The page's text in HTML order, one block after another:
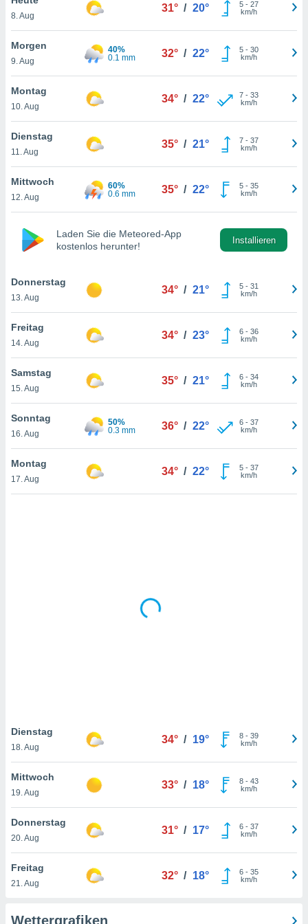
oder
Partner
es uns
das
der
Profil zu
Ihnen
finden
. Sie
jederzeit
Sie
der
weiterhin
nicht
von
und
auf
klicken.
8. Aug
31° / 20° 5- 27
km/h
Morgen
9. Aug
40%
0.1 mm
32° / 22° 5- 30
km/h
Montag
10. Aug
34° / 22° 7- 33
km/h
Dienstag
11. Aug
35° / 21° 7- 37
km/h
Mittwoch
12. Aug
60%
0.6 mm
35° / 22° 5- 35
km/h
Laden Sie die Meteored-App
kostenlos herunter!
Installieren
Donnerstag
13. Aug
34° / 21° 5- 31
km/h
Freitag
14. Aug
34° / 23° 6- 36
km/h
Samstag
15. Aug
35° / 21° 6- 34
km/h
Sonntag
16. Aug
50%
0.3 mm
36° / 22° 6- 37
km/h
Montag
17. Aug
34° / 22° 5- 37
km/h
Dienstag
18. Aug
34° / 19° 8- 39
km/h
Mittwoch
19. Aug
33° / 18° 8- 43
km/h
Donnerstag
20. Aug
31° / 17° 6- 37
km/h
Freitag
21. Aug
32° / 18° 6- 35
km/h
Wettergrafiken